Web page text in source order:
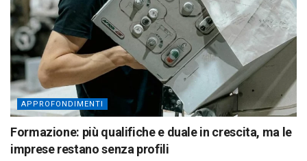
APPROFONDIMENTI
Formazione: più qualifiche e duale in crescita, ma le
imprese restano senza profili